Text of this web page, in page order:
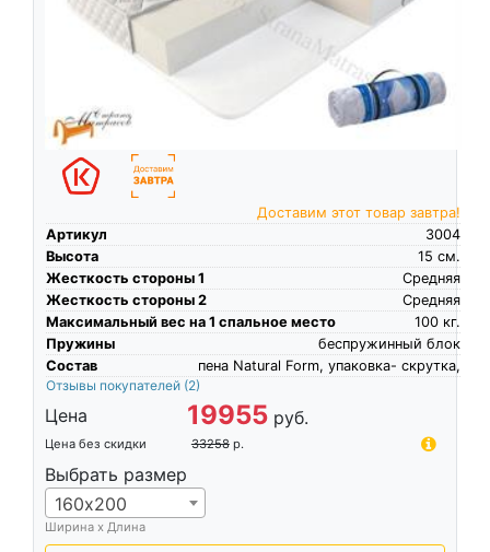
Доставим этот товар завтра!
Артикул
3004
Высота
см.
15
Жесткость стороны 1
Средняя
Жесткость стороны 2
Средняя
Максимальный вес на 1 спальное место
кг.
100
Пружины
беспружинный блок
Состав
пена Natural Form, упаковка- скрутка,
Отзывы покупателей (2)
Цена 19955 руб.
Цена без скидки 33258 р.
Выбрать размер
160х200
Ширина х Длина